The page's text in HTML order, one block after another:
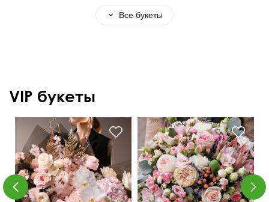
Все букеты
VIP букеты
Озотамнус, орхидея
ванда, аспарагус,
сухоцветы
Протея King, эвкалипт
Беби блу, пионная роза,
лимониум